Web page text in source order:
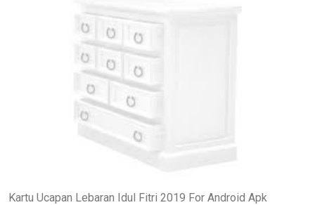
Kartu Ucapan Lebaran Idul Fitri 2019 For Android Apk